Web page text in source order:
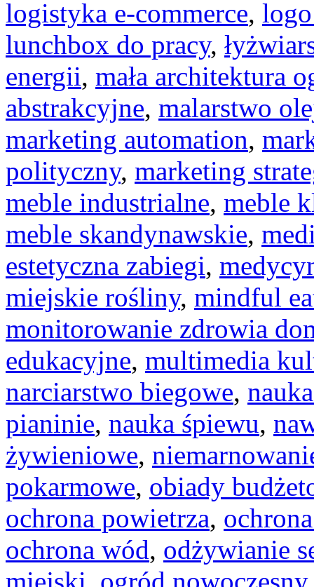
logistyka e-commerce,
lunchbox do pracy,
energii, mała architektura
abstrakcyjne, malarstwo
marketing automation,
polityczny, marketing
meble industrialne, meble
meble skandynawskie,
estetyczna zabiegi,
miejskie rośliny, mindful
monitorowanie zdrowia
edukacyjne, multimedia
narciarstwo biegowe,
pianinie, nauka śpiewu,
żywieniowe,
pokarmowe, obiady
ochrona powietrza,
ochrona wód, odżywianie
miejski, ogród nowoczesny